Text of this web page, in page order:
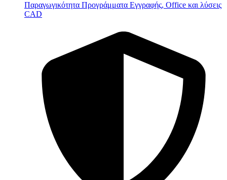
Παραγωγικότητα Προγράμματα Εγγραφής, Office και λύσεις
CAD